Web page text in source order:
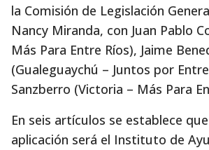
la Comisión de Legislación
Nancy Miranda, con Juan Pablo
Más Para Entre Ríos), Jaime
(Gualeguaychú – Juntos por
Sanzberro (Victoria – Más Para
En seis artículos se establece
aplicación será el Instituto de